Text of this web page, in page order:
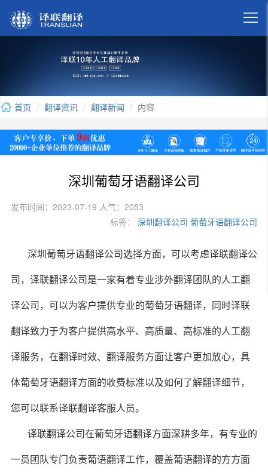

首页 翻译资讯 翻译新闻 内容
深圳葡萄牙语翻译公司
发布时间：2023-07-19 人气：2053
标签：
深圳翻译公司 葡萄牙语翻译公司
深圳葡萄牙语翻译公司选择方面，可以考虑译联翻译公
司，译联翻译公司是一家有着专业涉外翻译团队的人工翻
译公司，可以为客户提供专业的葡萄牙语翻译，同时译联
翻译致力于为客户提供高水平、高质量、高标准的人工翻
译服务，在翻译时效、翻译服务方面让客户更加放心，具
体葡萄牙语翻译方面的收费标准以及如何了解翻译细节，
您可以联系译联翻译客服人员。
译联翻译公司在葡萄牙语翻译方面深耕多年，有专业的
一员团队专门负责葡语翻译工作，覆盖葡语翻译的方方面